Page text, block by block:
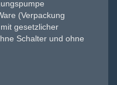
(Verpackung
gesetzlicher
Schalter und ohne